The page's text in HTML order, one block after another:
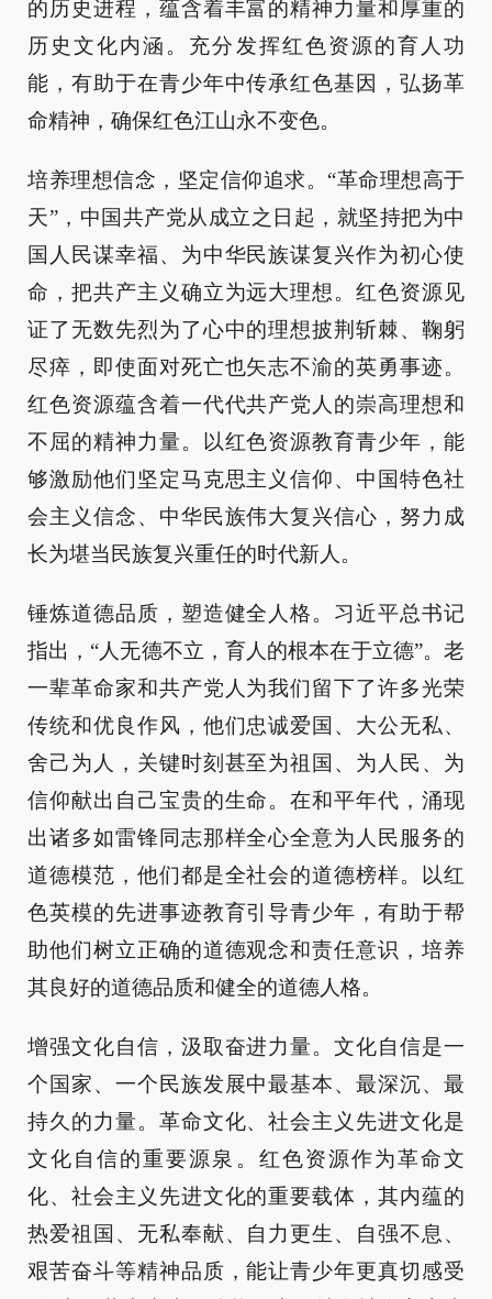
的历史进程，蕴含着丰富的精神力量和厚重的
历史文化内涵。充分发挥红色资源的育人功
能，有助于在青少年中传承红色基因，弘扬革
命精神，确保红色江山永不变色。
培养理想信念，坚定信仰追求。“革命理想高于
天”，中国共产党从成立之日起，就坚持把为中
国人民谋幸福、为中华民族谋复兴作为初心使
命，把共产主义确立为远大理想。红色资源见
证了无数先烈为了心中的理想披荆斩棘、鞠躬
尽瘁，即使面对死亡也矢志不渝的英勇事迹。
红色资源蕴含着一代代共产党人的崇高理想和
不屈的精神力量。以红色资源教育青少年，能
够激励他们坚定马克思主义信仰、中国特色社
会主义信念、中华民族伟大复兴信心，努力成
长为堪当民族复兴重任的时代新人。
锤炼道德品质，塑造健全人格。习近平总书记
指出，“人无德不立，育人的根本在于立德”。老
一辈革命家和共产党人为我们留下了许多光荣
传统和优良作风，他们忠诚爱国、大公无私、
舍己为人，关键时刻甚至为祖国、为人民、为
信仰献出自己宝贵的生命。在和平年代，涌现
出诸多如雷锋同志那样全心全意为人民服务的
道德模范，他们都是全社会的道德榜样。以红
色英模的先进事迹教育引导青少年，有助于帮
助他们树立正确的道德观念和责任意识，培养
其良好的道德品质和健全的道德人格。
增强文化自信，汲取奋进力量。文化自信是一
个国家、一个民族发展中最基本、最深沉、最
持久的力量。革命文化、社会主义先进文化是
文化自信的重要源泉。红色资源作为革命文
化、社会主义先进文化的重要载体，其内蕴的
热爱祖国、无私奉献、自力更生、自强不息、
艰苦奋斗等精神品质，能让青少年更真切感受